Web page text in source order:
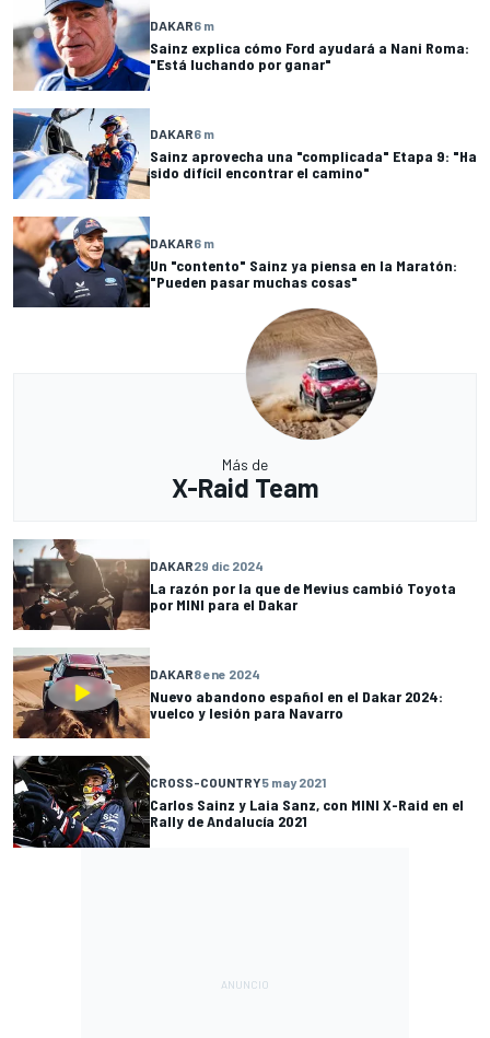
DAKAR6 m
Sainz explica cómo Ford ayudará a Nani Roma:
"Está luchando por ganar"
DAKAR6 m
Sainz aprovecha una "complicada" Etapa 9: "Ha
sido difícil encontrar el camino"
DAKAR6 m
Un "contento" Sainz ya piensa en la Maratón:
"Pueden pasar muchas cosas"
Más de
X-Raid Team
DAKAR29 dic 2024
La razón por la que de Mevius cambió Toyota
por MINI para el Dakar
DAKAR8 ene 2024
Nuevo abandono español en el Dakar 2024:
vuelco y lesión para Navarro
CROSS-COUNTRY5 may 2021
Carlos Sainz y Laia Sanz, con MINI X-Raid en el
Rally de Andalucía 2021